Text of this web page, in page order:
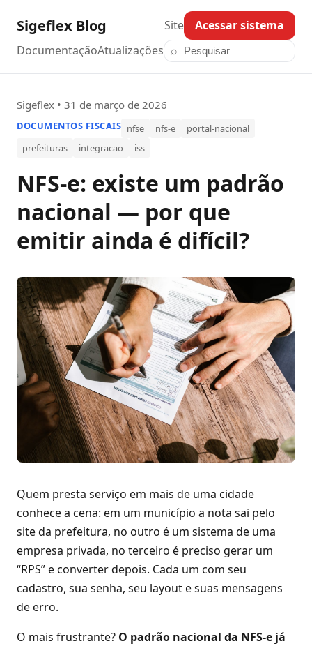
Sigeflex Blog
DocumentaçãoAtualizaçõesPesquisar posts
⌕
Site Acessar sistema
Sigeflex • 31 de março de 2026
DOCUMENTOS FISCAIS nfse nfs-e
portal-nacional
prefeituras
integracao iss
NFS-e: existe um padrão
nacional — por que
emitir ainda é difícil?
Quem presta serviço em mais de uma cidade
conhece a cena: em um município a nota sai pelo
site da prefeitura, no outro é um sistema de uma
empresa privada, no terceiro é preciso gerar um
“RPS” e converter depois. Cada um com seu
cadastro, sua senha, seu layout e suas mensagens
de erro.
O mais frustrante? O padrão nacional da NFS-e já